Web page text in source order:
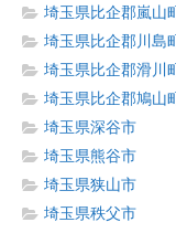
埼玉県比企郡嵐山町
埼玉県比企郡川島町
埼玉県比企郡滑川町
埼玉県比企郡鳩山町
埼玉県深谷市
埼玉県熊谷市
埼玉県狭山市
埼玉県秩父市